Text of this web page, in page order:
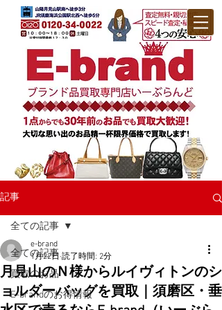
記事
全ての記事
買取のお品
E-brandのお得情報
全ての記事
月見山のＮ様からルイヴィトンのシ
ョルダーバッグを買取｜須磨区・垂
e-brand
1月22日 読了時間: 2分